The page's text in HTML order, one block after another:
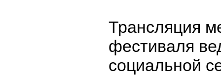
Трансляция
фестиваля
социальной